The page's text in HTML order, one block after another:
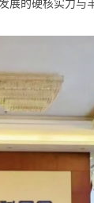
的硬核实力与